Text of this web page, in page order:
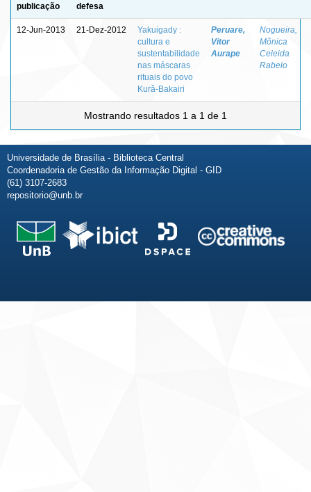
publicação
defesa
12-Jun-2013 21-Dez-2012
Yakuigady :
cultura e
sustentabilidade
nas máscaras
rituais do povo
Kurâ-Bakairi
Peruare,
Vitor
Aurape
Nogueira,
Mônica
Celeida
Rabelo
Mostrando resultados 1 a 1 de 1
Universidade de Brasília - Biblioteca Central
Coordenadoria de Gestão da Informação Digital - GID
(61) 3107-2683
repositorio@unb.br